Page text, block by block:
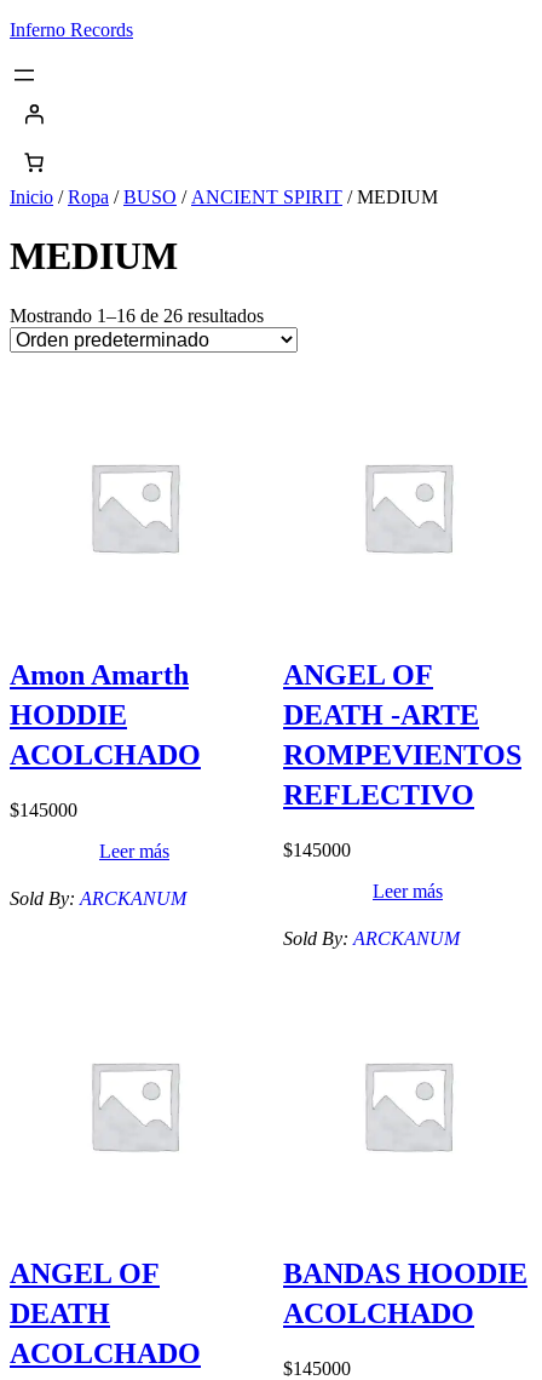
Saltar
contenido
Inferno Records
Inicio /Ropa /BUSO / ANCIENT SPIRIT / MEDIUM
MEDIUM
Mostrando 1–16 de 26 resultados
Amon Amarth
HODDIE
ACOLCHADO
$145000
Leer más
Sold By: ARCKANUM
ANGEL OF
DEATH -ARTE
ROMPEVIENTOS
REFLECTIVO
$145000
Leer más
Sold By: ARCKANUM
ANGEL OF
DEATH
ACOLCHADO
BANDAS HOODIE
ACOLCHADO
$145000